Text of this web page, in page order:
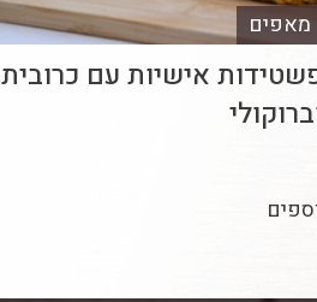
מאפים
אישיות עם כרובית